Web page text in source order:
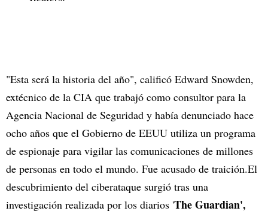
"Esta será la historia del año", calificó Edward Snowden,
extécnico de la CIA que trabajó como consultor para la
Agencia Nacional de Seguridad y había denunciado hace
ocho años que el Gobierno de EEUU utiliza un programa
de espionaje para vigilar las comunicaciones de millones
de personas en todo el mundo. Fue acusado de traición.El
descubrimiento del ciberataque surgió tras una
investigación realizada por los diarios 'The Guardian',